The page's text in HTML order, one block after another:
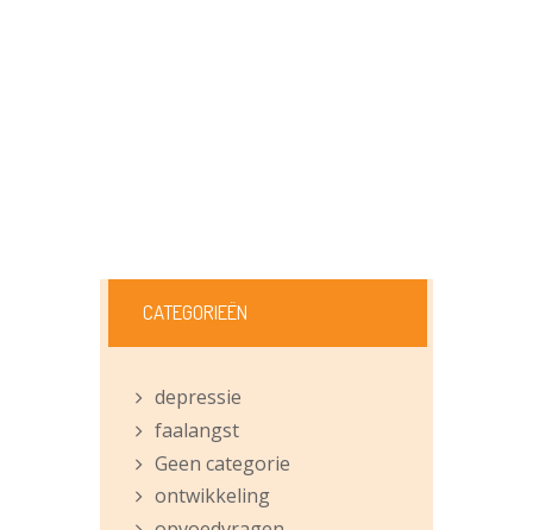
CATEGORIEËN
depressie
faalangst
Geen categorie
ontwikkeling